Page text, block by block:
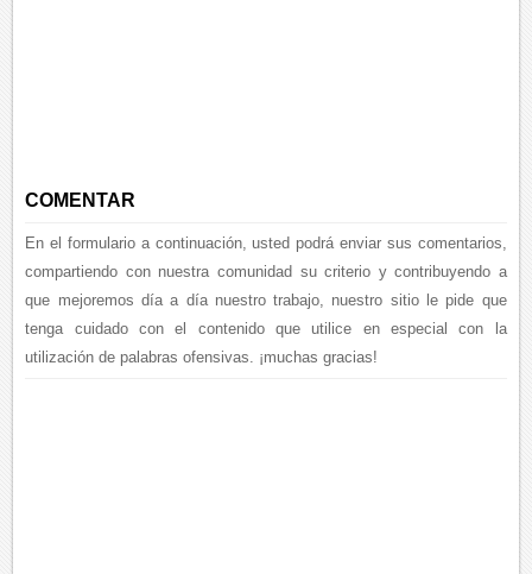
COMENTAR
En el formulario a continuación, usted podrá enviar sus comentarios,
compartiendo con nuestra comunidad su criterio y contribuyendo a
que mejoremos día a día nuestro trabajo, nuestro sitio le pide que
tenga cuidado con el contenido que utilice en especial con la
utilización de palabras ofensivas. ¡muchas gracias!